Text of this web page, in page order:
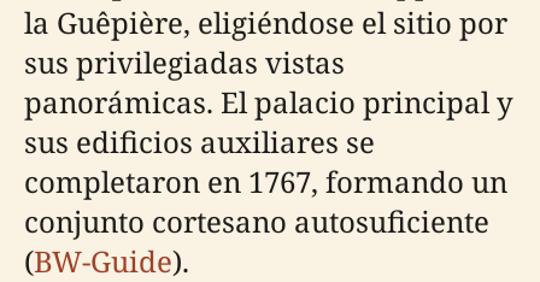
la Guêpière, eligiéndose el sitio por
sus privilegiadas vistas
panorámicas. El palacio principal y
sus edificios auxiliares se
completaron en 1767, formando un
conjunto cortesano autosuficiente
(BW-Guide).